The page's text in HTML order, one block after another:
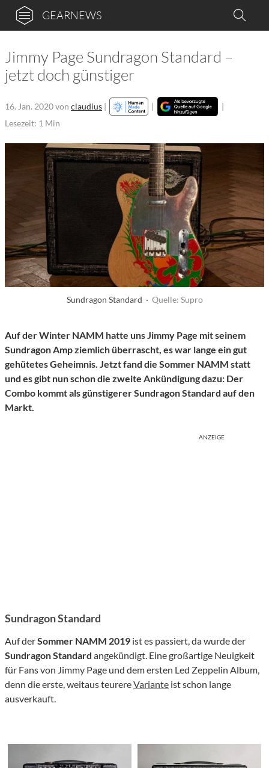
GEARNEWS
Jimmy Page Sundragon Standard –
jetzt doch günstiger
16. Jan. 2020von claudius | |
|
Lesezeit: 1 Min
Sundragon Standard · Quelle: Supro
Auf der Winter NAMM hatte uns Jimmy Page mit seinem
Sundragon Amp ziemlich überrascht, es war lange ein gut
gehütetes Geheimnis. Jetzt fand die Sommer NAMM statt
und es gibt nun schon die zweite Ankündigung dazu: Der
Combo kommt als günstigerer Sundragon Standard auf den
Markt.
ANZEIGE
Sundragon Standard
Auf derSommer NAMM 2019 ist es passiert, da wurde der
Sundragon Standard angekündigt. Eine großartige Neuigkeit
für Fans von Jimmy Page und dem ersten Led Zeppelin Album,
denn die erste, weitaus teurereVariante ist schon lange
ausverkauft.